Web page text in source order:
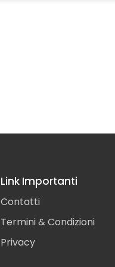
Link Importanti
Contatti
Termini & Condizioni
Privacy